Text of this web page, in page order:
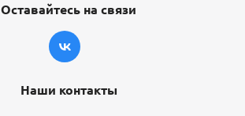
Оставайтесь на связи
Наши контакты